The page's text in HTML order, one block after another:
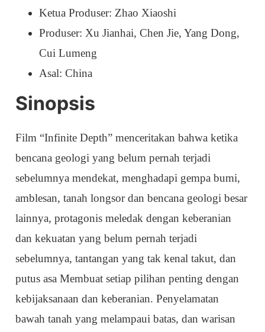
Ketua Produser: Zhao Xiaoshi
Produser: Xu Jianhai, Chen Jie, Yang Dong,
Cui Lumeng
Asal: China
Sinopsis
Film “Infinite Depth” menceritakan bahwa ketika
bencana geologi yang belum pernah terjadi
sebelumnya mendekat, menghadapi gempa bumi,
amblesan, tanah longsor dan bencana geologi besar
lainnya, protagonis meledak dengan keberanian
dan kekuatan yang belum pernah terjadi
sebelumnya, tantangan yang tak kenal takut, dan
putus asa Membuat setiap pilihan penting dengan
kebijaksanaan dan keberanian. Penyelamatan
bawah tanah yang melampaui batas, dan warisan